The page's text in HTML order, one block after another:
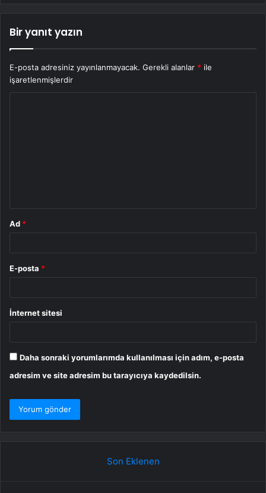
Bir yanıt yazın
E-posta adresiniz yayınlanmayacak. Gerekli alanlar * ile
işaretlenmişlerdir
Ad *
E-posta *
İnternet sitesi
Daha sonraki yorumlarımda kullanılması için adım, e-posta
adresim ve site adresim bu tarayıcıya kaydedilsin.
Son Eklenen